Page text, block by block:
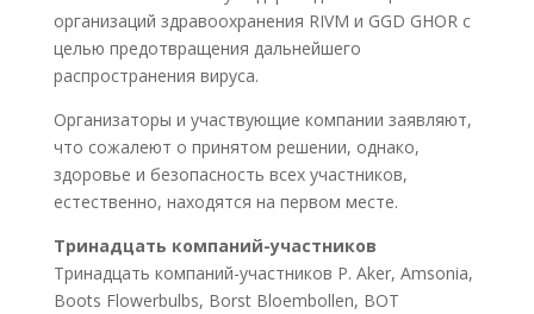
организаций здравоохранения RIVM и GGD GHOR с
целью предотвращения дальнейшего
распространения вируса.
Организаторы и участвующие компании заявляют,
что сожалеют о принятом решении, однако,
здоровье и безопасность всех участников,
естественно, находятся на первом месте.
Тринадцать компаний-участников
Тринадцать компаний-участников P. Aker, Amsonia,
Boots Flowerbulbs, Borst Bloembollen, BOT